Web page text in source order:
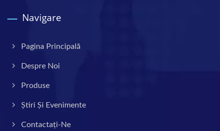
Navigare
Pagina Principală
Despre Noi
Produse
Știri Și Evenimente
Contactați-Ne